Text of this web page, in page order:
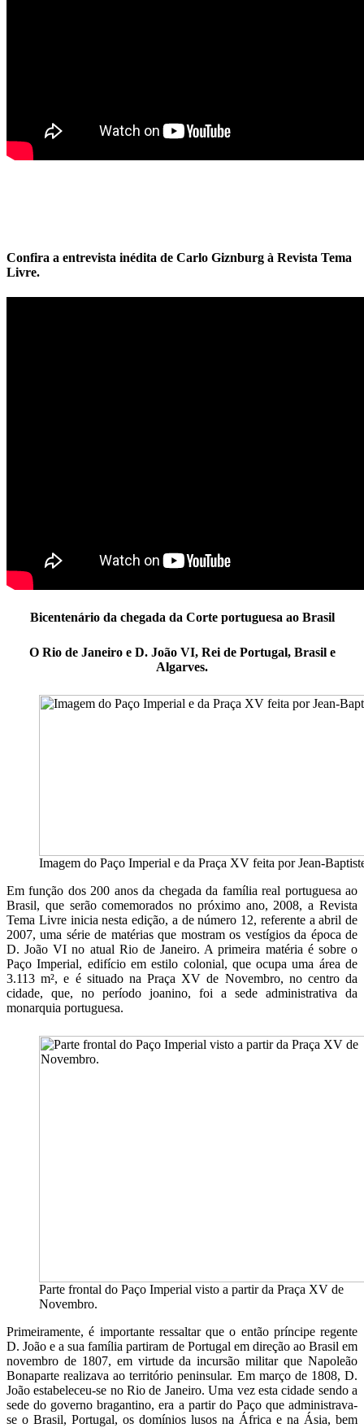
Confira a entrevista inédita de Carlo Giznburg à Revista Tema
Livre.
Bicentenário da chegada da Corte portuguesa ao Brasil
O Rio de Janeiro e D. João VI, Rei de Portugal, Brasil e
Algarves.
Imagem do Paço Imperial e da Praça XV feita por Jean-
Em função dos 200 anos da chegada da família real portuguesa ao
Brasil, que serão comemorados no próximo ano, 2008, a Revista
Tema Livre inicia nesta edição, a de número 12, referente a abril de
2007, uma série de matérias que mostram os vestígios da época de
D. João VI no atual Rio de Janeiro. A primeira matéria é sobre o
Paço Imperial, edifício em estilo colonial, que ocupa uma área de
3.113 m², e é situado na Praça XV de Novembro, no centro da
cidade, que, no período joanino, foi a sede administrativa da
monarquia portuguesa.
Parte frontal do Paço Imperial visto a partir da Praça XV de
Novembro.
Primeiramente, é importante ressaltar que o então príncipe regente
D. João e a sua família partiram de Portugal em direção ao Brasil em
novembro de 1807, em virtude da incursão militar que Napoleão
Bonaparte realizava ao território peninsular. Em março de 1808, D.
João estabeleceu-se no Rio de Janeiro. Uma vez esta cidade sendo a
sede do governo bragantino, era a partir do Paço que administrava-
se o Brasil, Portugal, os domínios lusos na África e na Ásia, bem